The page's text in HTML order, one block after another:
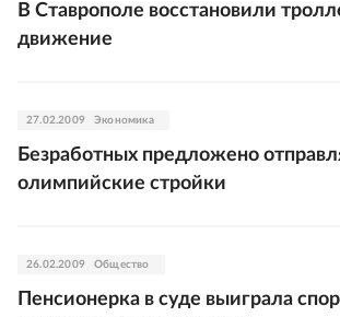
В Ставрополе восстановили
движение
27.02.2009 Экономика
Безработных предложено
олимпийские стройки
26.02.2009 Общество
Пенсионерка в суде выиграла